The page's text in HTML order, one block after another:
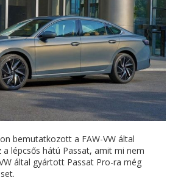
bemutatkozott a FAW-VW által
lépcsős hátú Passat, amit mi nem
által gyártott Passat Pro-ra még